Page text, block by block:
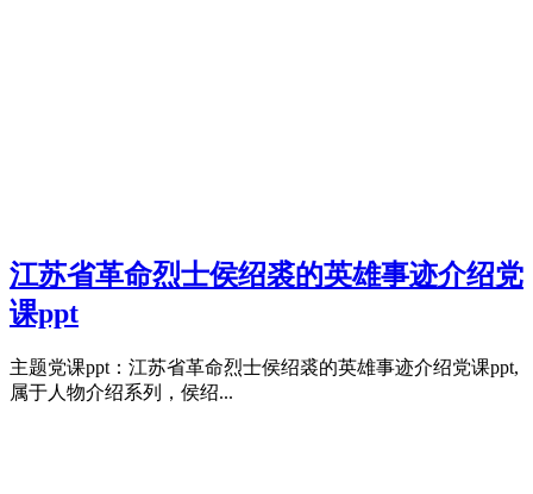
江苏省革命烈士侯绍裘的英雄事迹介绍党
课ppt
主题党课ppt：江苏省革命烈士侯绍裘的英雄事迹介绍党课ppt,
属于人物介绍系列，侯绍...